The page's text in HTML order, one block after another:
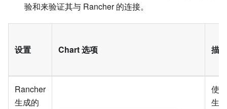
验和来验证其与 Rancher 的连接。
设置 Chart 选项 描述
Rancher
生成的
使
生